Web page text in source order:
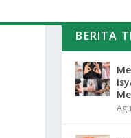
BERITA